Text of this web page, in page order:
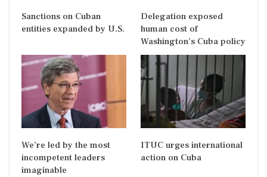
Sanctions on Cuban
entities expanded by U.S.
Delegation exposed
human cost of
Washington’s Cuba policy
We’re led by the most
incompetent leaders
imaginable
ITUC urges international
action on Cuba